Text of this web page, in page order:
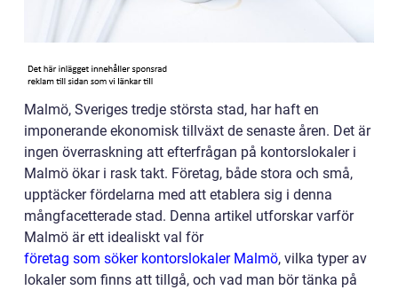
Malmö, Sveriges tredje största stad, har haft en
imponerande ekonomisk tillväxt de senaste åren. Det är
ingen överraskning att efterfrågan på kontorslokaler i
Malmö ökar i rask takt. Företag, både stora och små,
upptäcker fördelarna med att etablera sig i denna
mångfacetterade stad. Denna artikel utforskar varför
Malmö är ett idealiskt val för
företag som söker kontorslokaler Malmö, vilka typer av
lokaler som finns att tillgå, och vad man bör tänka på